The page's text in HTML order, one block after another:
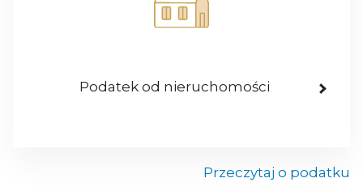
Podatek od nieruchomości
Przeczytaj o podatku